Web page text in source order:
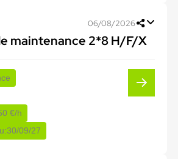
06/08/2026
maintenance 2*8 H/F/X
€/h
30/09/27